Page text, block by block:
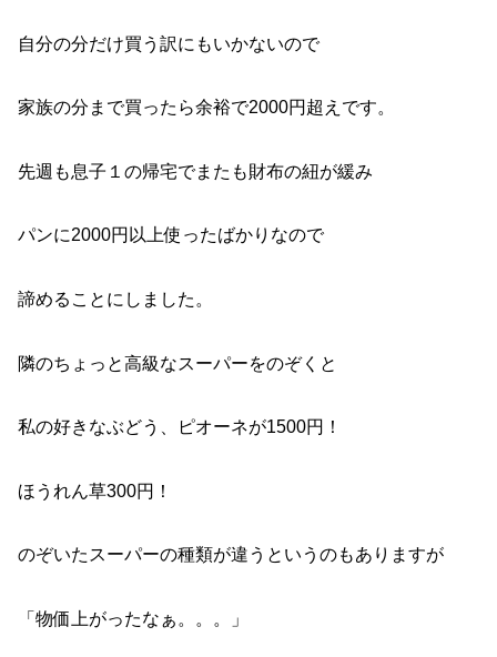
自分の分だけ買う訳にもいかないので
家族の分まで買ったら余裕で2000円超えです。
先週も息子１の帰宅でまたも財布の紐が緩み
パンに2000円以上使ったばかりなので
諦めることにしました。
隣のちょっと高級なスーパーをのぞくと
私の好きなぶどう、ピオーネが1500円！
ほうれん草300円！
のぞいたスーパーの種類が違うというのもありますが
「物価上がったなぁ。。。」